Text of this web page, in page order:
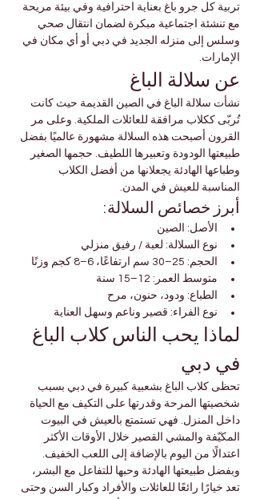
تربية كل جرو باغ بعناية احترافية وفي بيئة مريحة
مع تنشئة اجتماعية مبكرة لضمان انتقال صحي
وسلس إلى منزله الجديد في دبي أو أي مكان في
الإمارات.
عن سلالة الباغ
نشأت سلالة الباغ في الصين القديمة حيث كانت
تُربّى ككلاب مرافقة للعائلات الملكية. وعلى مر
القرون أصبحت هذه السلالة مشهورة عالميًا بفضل
طبيعتها الودودة وتعبيرها اللطيف. حجمها الصغير
وطباعها الهادئة يجعلانها من أفضل الكلاب
المناسبة للعيش في المدن.
أبرز خصائص السلالة:
الأصل: الصين
نوع السلالة: لعبة / رفيق منزلي
الحجم: 25–30 سم ارتفاعًا، 6–8 كجم وزنًا
متوسط العمر: 12–15 سنة
الطباع: ودود، حنون، مرح
نوع الفراء: قصير وناعم وسهل العناية
لماذا يحب الناس كلاب الباغ
في دبي
تحظى كلاب الباغ بشعبية كبيرة في دبي بسبب
شخصيتها المرحة وقدرتها على التكيف مع الحياة
داخل المنزل. فهي تستمتع بالعيش في البيوت
المكيّفة والمشي القصير خلال الأوقات الأكثر
اعتدالًا من اليوم بالإضافة إلى اللعب الخفيف.
وبفضل طبيعتها الهادئة وحبها للتفاعل مع البشر،
تعد خيارًا رائعًا للعائلات والأفراد وكبار السن وحتى